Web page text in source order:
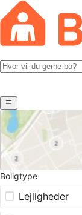
Boligtype
Lejligheder